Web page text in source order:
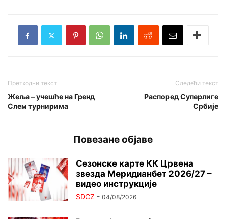
Претходни текст
Жеља – учешће на Гренд
Слем турнирима
Следећи текст
Распоред Суперлиге
Србије
Повезане објаве
Сезонске карте КК Црвена
звезда Меридианбет 2026/27 –
видео инструкције
SDCZ - 04/08/2026